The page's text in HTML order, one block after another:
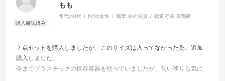
もも
年代:40代 性別:女性 職業:会社役員 都道府県:京都府
７点セットを購入しましたが、このサイズは入ってなかった為、追加
購入しました。
今までプラスチックの保存容器を使っていましたが、匂い移りも気に